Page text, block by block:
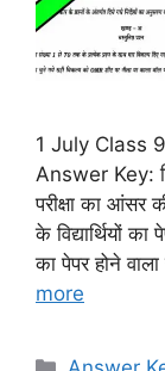
1 July Class
Answer Key:
परीक्षा का आंसर
के विद्यार्थियों
का पेपर होने
more